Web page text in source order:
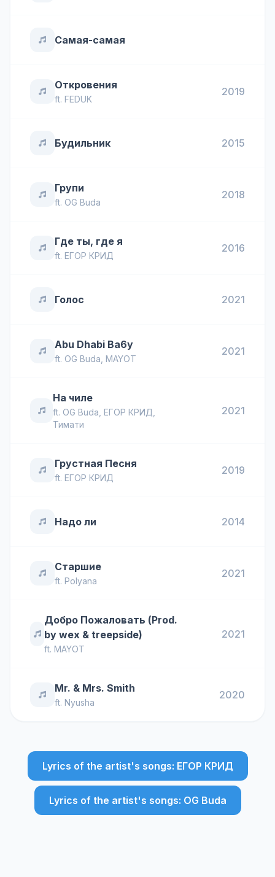
Самая-самая
Откровения
ft. FEDUK
2019
Будильник 2015
Групи
ft. OG Buda
2018
Где ты, где я
ft. ЕГОР КРИД
2016
Голос 2021
Abu Dhabi Ba6y
ft. OG Buda MAYOT
2021
На чиле
ft. OG Buda ,ЕГОР КРИД
Тимати
2021
Грустная Песня
ft. ЕГОР КРИД
2019
Надо ли 2014
Старшие
ft. Polyana
2021
Добро Пожаловать (Prod.
by wex & treepside)
ft.MAYOT
2021
Mr. & Mrs. Smith
ft. Nyusha
2020
Lyrics of the artist's songs: ЕГОР КРИД
Lyrics of the artist's songs: OG Buda